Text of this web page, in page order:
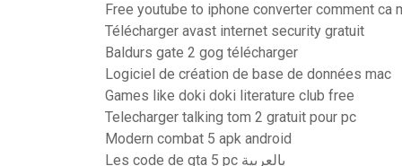
Free youtube to iphone converter comment ca
Télécharger avast internet security gratuit
Baldurs gate 2 gog télécharger
Logiciel de création de base de données mac
Games like doki doki literature club free
Telecharger talking tom 2 gratuit pour pc
Modern combat 5 apk android
Les code de gta 5 pc بالعربية